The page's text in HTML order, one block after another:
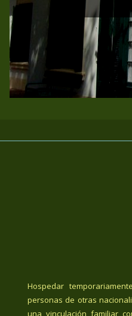
Hospedar
personas de otras
una vinculación familiar